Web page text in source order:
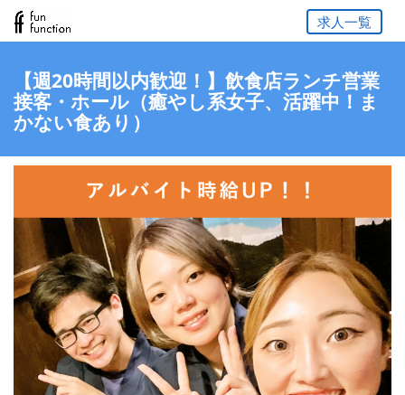
求人一覧
【週20時間以内歓迎！】飲食店ランチ営業
接客・ホール（癒やし系女子、活躍中！ま
かない食あり）